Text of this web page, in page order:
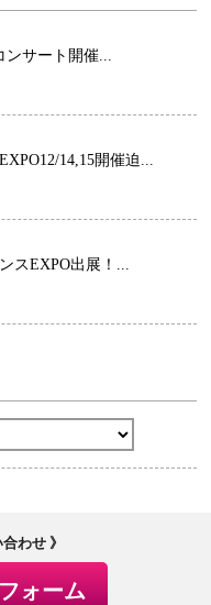
サート開催...
14,15開催迫...
スEXPO出展！...
わせ 》
ォーム